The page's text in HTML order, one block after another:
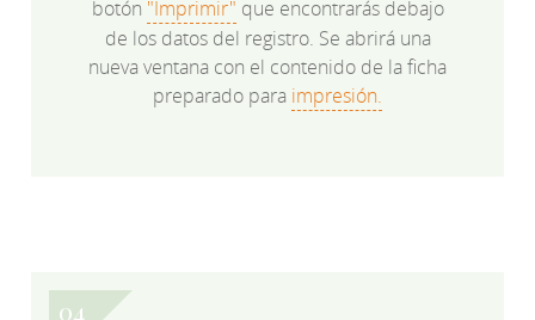
botón "Imprimir" que encontrarás debajo
de los datos del registro. Se abrirá una
nueva ventana con el contenido de la ficha
preparado para impresión.